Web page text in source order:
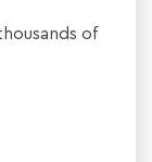
of